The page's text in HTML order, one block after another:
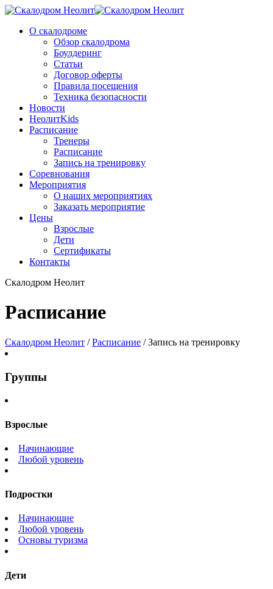
О скалодроме
Обзор скалодрома
Боулдеринг
Статьи
Договор оферты
Правила посещения
Техника безопасности
Новости
НеолитKids
Расписание
Тренеры
Расписание
Запись на тренировку
Соревнования
Мероприятия
О наших мероприятиях
Заказать мероприятие
Цены
Взрослые
Дети
Сертификаты
Контакты
Скалодром Неолит
Расписание
Скалодром Неолит /Расписание /Запись на тренировку
Группы
Взрослые
Начинающие
Любой уровень
Подростки
Начинающие
Любой уровень
Основы туризма
Дети